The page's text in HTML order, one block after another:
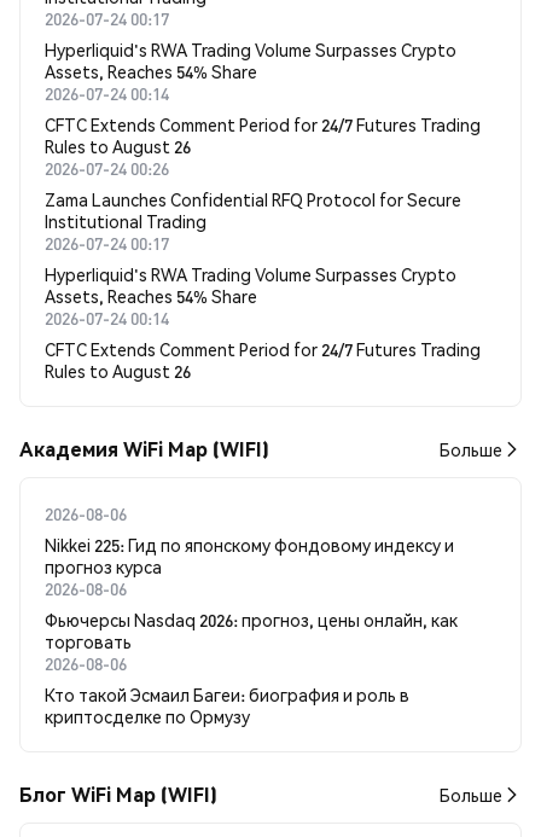
2026-07-24 00:17
Hyperliquid's RWA Trading Volume Surpasses Crypto
Assets, Reaches 54% Share
2026-07-24 00:14
CFTC Extends Comment Period for 24/7 Futures Trading
Rules to August 26
2026-07-24 00:26
Zama Launches Confidential RFQ Protocol for Secure
Institutional Trading
2026-07-24 00:17
Hyperliquid's RWA Trading Volume Surpasses Crypto
Assets, Reaches 54% Share
2026-07-24 00:14
CFTC Extends Comment Period for 24/7 Futures Trading
Rules to August 26
Академия WiFi Map (WIFI) Больше
2026-08-06
Nikkei 225: Гид по японскому фондовому индексу и
прогноз курса
2026-08-06
Фьючерсы Nasdaq 2026: прогноз, цены онлайн, как
торговать
2026-08-06
Кто такой Эсмаил Багеи: биография и роль в
криптосделке по Ормузу
Блог WiFi Map (WIFI) Больше